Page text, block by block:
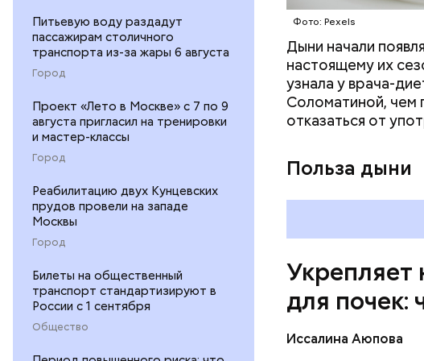
Питьевую воду раздадут
пассажирам столичного
транспорта из-за жары 6 августа
Город
Проект «Лето в Москве» с 7 по 9
августа пригласил на тренировки
и мастер-классы
Город
Реабилитацию двух Кунцевских
прудов провели на западе
Москвы
Город
Билеты на общественный
транспорт стандартизируют в
России с 1 сентября
Общество
Фото: Pexels
Дыни начали
настоящему их
узнала у врача-
Соломатиной, чем
отказаться от
Польза дыни
Укрепляет
для почек:
Иссалина Аюпова
— Если человек
рекомендуется.
раздраженного
исключить из
повышению